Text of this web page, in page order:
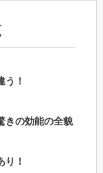
う！
きの効能の全貌
り！